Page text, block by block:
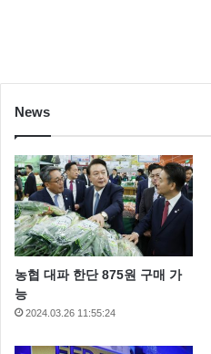
News
농협 대파 한단 875원 구매 가
능
2024.03.26 11:55:24